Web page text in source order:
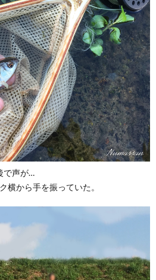
で声が…
横から手を振っていた。